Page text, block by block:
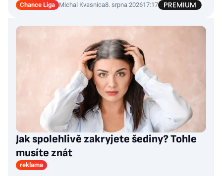
Chance Liga Michal Kvasnica8. srpna 202617:17
Jak spolehlivě zakryjete šediny? Tohle
musíte znát
reklama